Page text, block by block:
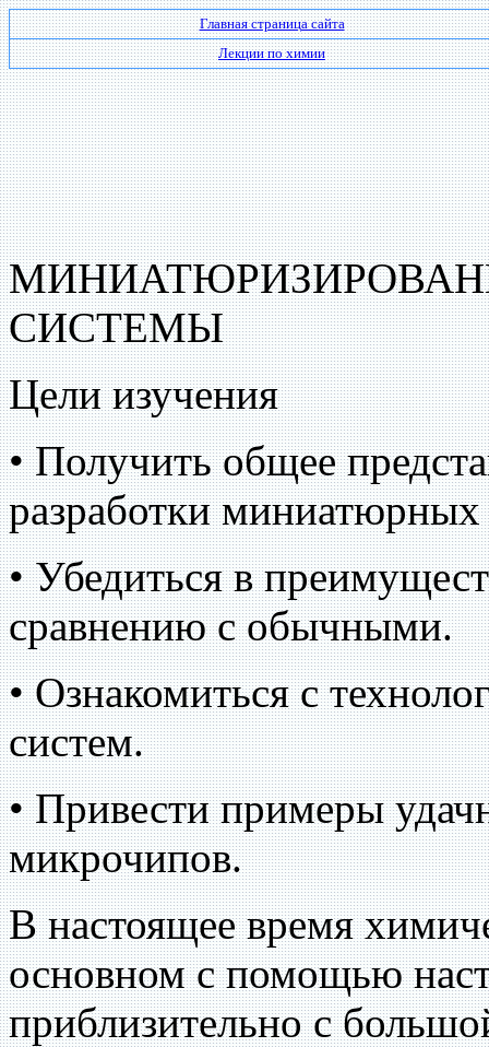
Главная страница сайта
Лекции по химии
СИСТЕМЫ
Цели изучения
• Получить общее
разработки
• Убедиться в
сравнению с обычными.
• Ознакомиться с
систем.
• Привести примеры
микрочипов.
В настоящее время
основном с помощью
приблизительно с